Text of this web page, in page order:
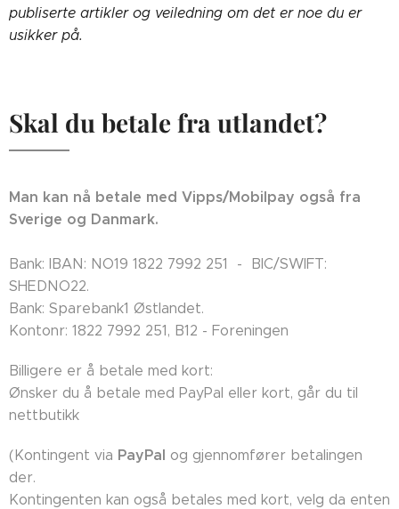
publiserte artikler og veiledning om det er noe du er
usikker på.
Skal du betale fra utlandet?
Man kan nå betale med Vipps/Mobilpay også fra
Sverige og Danmark.
Bank: IBAN: NO19 1822 7992 251 - BIC/SWIFT:
SHEDNO22.
Bank: Sparebank1 Østlandet.
Kontonr: 1822 7992 251, B12 - Foreningen
Billigere er å betale med kort:
Ønsker du å betale med PayPal eller kort, går du til
nettbutikk
(Kontingent via PayPal og gjennomfører betalingen
der.
Kontingenten kan også betales med kort, velg da enten